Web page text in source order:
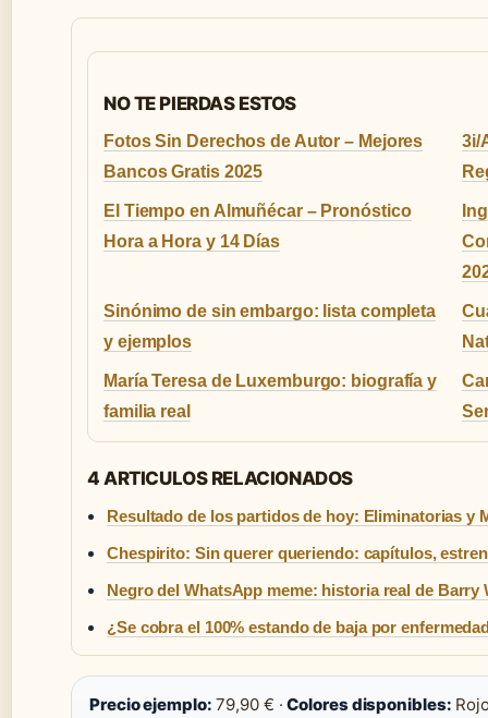
NO TE PIERDAS ESTOS
Fotos Sin Derechos de Autor – Mejores
Bancos Gratis 2025
3i/
El Tiempo en Almuñécar – Pronóstico
Hora a Hora y 14 Días
Sinónimo de sin embargo: lista completa
y ejemplos
María Teresa de Luxemburgo: biografía y
familia real
4 ARTICULOS RELACIONADOS
Resultado de los partidos de hoy: Eliminatorias y
Chespirito: Sin querer queriendo: capítulos,
Negro del WhatsApp meme: historia real de Barry
¿Se cobra el 100% estando de baja por
Precio ejemplo: 79,90 € ·Colores disponibles: